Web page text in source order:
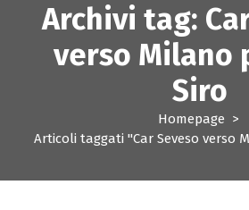
Archivi tag:
verso Milano
Siro
Homepage >
Articoli taggati "Car Seveso verso